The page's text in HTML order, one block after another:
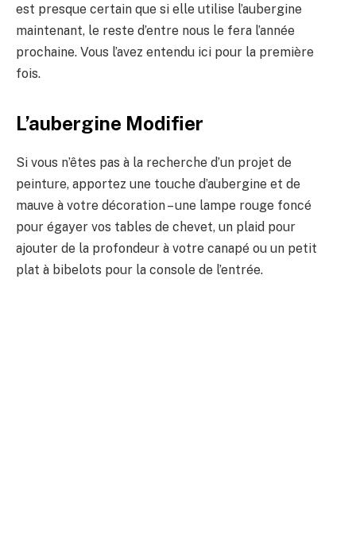
est presque certain que si elle utilise l’aubergine
maintenant, le reste d’entre nous le fera l’année
prochaine. Vous l’avez entendu ici pour la première
fois.
L’aubergine Modifier
Si vous n’êtes pas à la recherche d’un projet de
peinture, apportez une touche d’aubergine et de
mauve à votre décoration – une lampe rouge foncé
pour égayer vos tables de chevet, un plaid pour
ajouter de la profondeur à votre canapé ou un petit
plat à bibelots pour la console de l’entrée.